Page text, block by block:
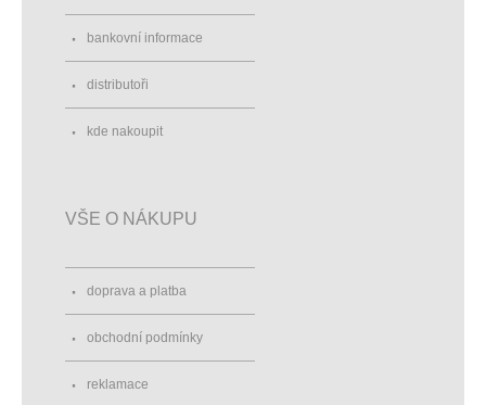
bankovní informace
distributoři
kde nakoupit
VŠE O NÁKUPU
doprava a platba
obchodní podmínky
reklamace